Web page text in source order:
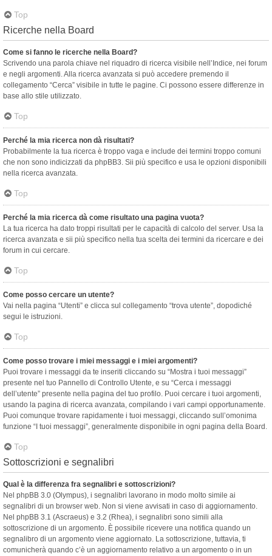
Top
Ricerche nella Board
Come si fanno le ricerche nella Board?
Scrivendo una parola chiave nel riquadro di ricerca visibile nell’Indice, nei forum
e negli argomenti. Alla ricerca avanzata si può accedere premendo il
collegamento “Cerca” visibile in tutte le pagine. Ci possono essere differenze in
base allo stile utilizzato.
Top
Perché la mia ricerca non dà risultati?
Probabilmente la tua ricerca è troppo vaga e include dei termini troppo comuni
che non sono indicizzati da phpBB3. Sii più specifico e usa le opzioni disponibili
nella ricerca avanzata.
Top
Perché la mia ricerca dà come risultato una pagina vuota?
La tua ricerca ha dato troppi risultati per le capacità di calcolo del server. Usa la
ricerca avanzata e sii più specifico nella tua scelta dei termini da ricercare e dei
forum in cui cercare.
Top
Come posso cercare un utente?
Vai nella pagina “Utenti” e clicca sul collegamento “trova utente”, dopodiché
segui le istruzioni.
Top
Come posso trovare i miei messaggi e i miei argomenti?
Puoi trovare i messaggi da te inseriti cliccando su “Mostra i tuoi messaggi”
presente nel tuo Pannello di Controllo Utente, e su “Cerca i messaggi
dell’utente” presente nella pagina del tuo profilo. Puoi cercare i tuoi argomenti,
usando la pagina di ricerca avanzata, compilando i vari campi opportunamente.
Puoi comunque trovare rapidamente i tuoi messaggi, cliccando sull’omonima
funzione “I tuoi messaggi”, generalmente disponibile in ogni pagina della Board.
Top
Sottoscrizioni e segnalibri
Qual è la differenza fra segnalibri e sottoscrizioni?
Nel phpBB 3.0 (Olympus), i segnalibri lavorano in modo molto simile ai
segnalibri di un browser web. Non si viene avvisati in caso di aggiornamento.
Nel phpBB 3.1 (Ascraeus) e 3.2 (Rhea), i segnalibri sono simili alla
sottoscrizione di un argomento. È possibile ricevere una notifica quando un
segnalibro di un argomento viene aggiornato. La sottoscrizione, tuttavia, ti
comunicherà quando c’è un aggiornamento relativo a un argomento o in un